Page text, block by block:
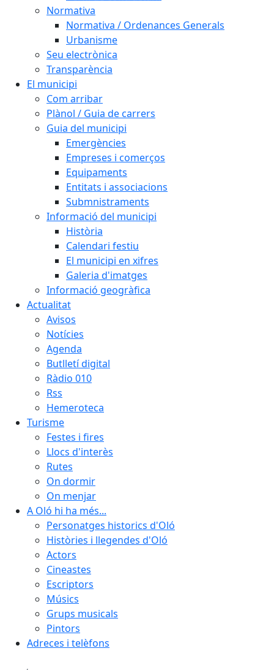
Normativa
Normativa / Ordenances Generals
Urbanisme
Seu electrònica
Transparència
El municipi
Com arribar
Plànol / Guia de carrers
Guia del municipi
Emergències
Empreses i comerços
Equipaments
Entitats i associacions
Submnistraments
Informació del municipi
Història
Calendari festiu
El municipi en xifres
Galeria d'imatges
Informació geogràfica
Actualitat
Avisos
Notícies
Agenda
Butlletí digital
Ràdio 010
Rss
Hemeroteca
Turisme
Festes i fires
Llocs d'interès
Rutes
On dormir
On menjar
A Oló hi ha més...
Personatges historics d'Oló
Històries i llegendes d'Oló
Actors
Cineastes
Escriptors
Músics
Grups musicals
Pintors
Adreces i telèfons